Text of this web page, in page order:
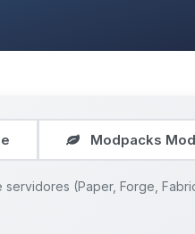
Modpacks
(Paper, Forge,